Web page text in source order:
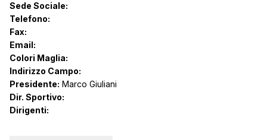
Sede Sociale:
Telefono:
Fax:
Email:
Colori Maglia:
Indirizzo Campo:
Presidente: Marco Giuliani
Dir. Sportivo:
Dirigenti: